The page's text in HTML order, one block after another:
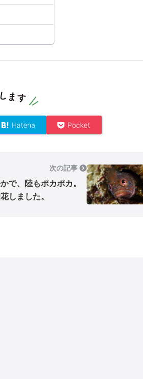
Hatena Pocket
次の記事
で、陸もポカポカ。
しました。